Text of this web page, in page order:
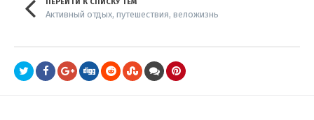
Активный отдых, путешествия, веложизнь